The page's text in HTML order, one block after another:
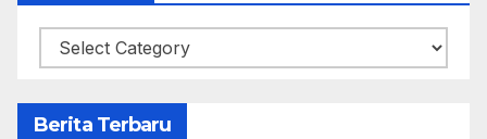
Categories
Berita Terbaru